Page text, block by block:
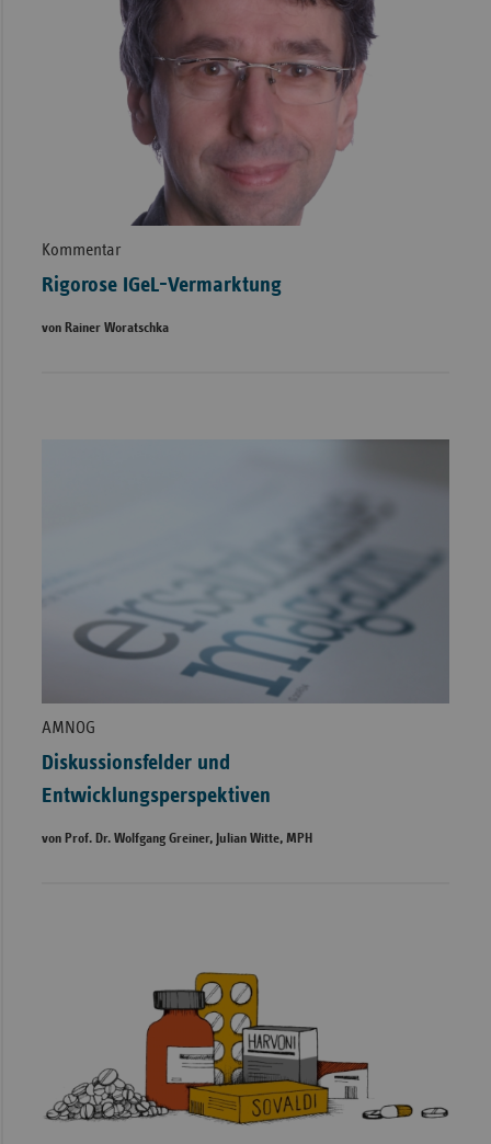
Kommentar
Rigorose IGeL-Vermarktung
von Rainer Woratschka
AMNOG
Diskussionsfelder und
Entwicklungsperspektiven
von Prof. Dr. Wolfgang Greiner, Julian Witte, MPH